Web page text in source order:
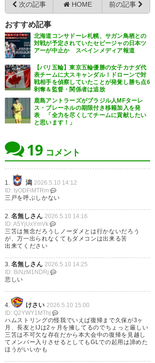
815U-名無しさん2026/05/10(日) 00:32:22 ID:1QLu3GEN0
もうこの最強スタメンは見れそうにないな…
https://i.imgur.com/TiDMon7.png
次の記事 HOME 前の記事
おすすめ記事
北海道コンサドーレ札幌、サガン鳥栖との
対戦が予定されていたセビージャの日本ツ
アーが中止か スペインメディア報道
【パリ五輪】東京五輪優勝の女子カナダ代
表チームに大スキャンダル！ドローンで対
戦相手を偵察していたことが発覚し勝ち点6
剥奪＆監督・関係者は追放
鹿島アントラーズがブラジル人MFターレ
ス・ブレーネルの期限付き移籍加入を発
表 「全力を尽くしてチームに貢献したい
と思います！」
19 コメント
1. 潟 2026.5.10 14:12
ID: IyODFiMTRm
三戸を呼ぶしかない
2. 名無しさん 2026.5.10 14:16
ID: A5YjUxYmVk
三笘は無念だろうしノーダメとは行かないだろう
が、万一出られなくてもダメコンは出来る筈
出来てください
3. 名無しさん 2026.5.10 14:25
ID: BiNzM1NDRj
悲しい
4. けさい 2026.5.10 15:00
ID: Q2YWY1MThj
ハムストリングの怪我でいえば復帰まで久保が3ヶ
月、長友とIJは2ヶ月を擁してるのでちょっと厳しい
三笘は不可欠な存在だから本大会中の復帰を見越し
てメンバー入りさせるとしてもGLでの起用は諦めた
ほうがいいかも